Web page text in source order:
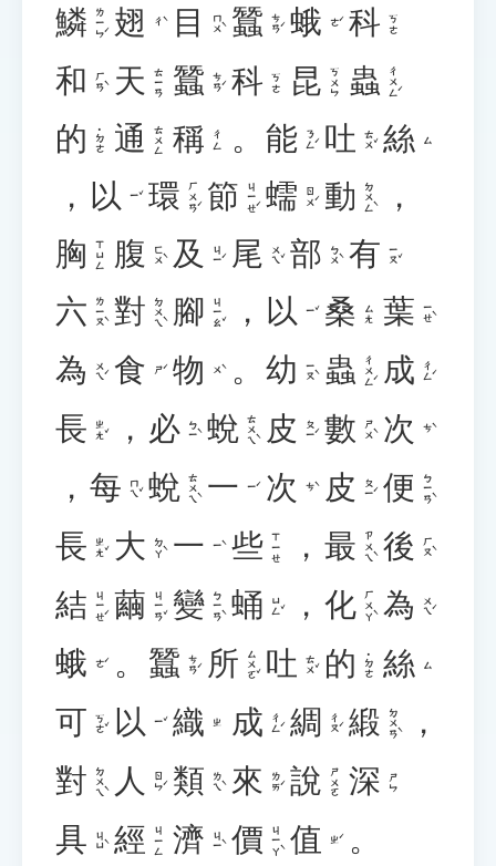
鱗 ㄌㄧㄣˊ 翅 ㄔˋ 目 ㄇㄨˋ 蠶 ㄘㄢˊ 蛾 ㄜˊ 科 ㄎㄜ
和 ㄏㄢˋ 天 ㄊㄧㄢ 蠶 ㄘㄢˊ 科 ㄎㄜ 昆 ㄎㄨㄣ 蟲 ㄔㄨㄥˊ
的 ˙ㄉㄜ 通 ㄊㄨㄥ 稱 ㄔㄥ 。 能 ㄋㄥˊ 吐 ㄊㄨˇ 絲 ㄙ
， 以 ㄧˇ 環 ㄏㄨㄢˊ 節 ㄐㄧㄝˊ 蠕 ㄖㄨˊ 動 ㄉㄨㄥˋ
，
胸 ㄒㄩㄥ 腹 ㄈㄨˋ 及 ㄐㄧˊ 尾 ㄨㄟˇ 部 ㄅㄨˋ 有 ㄧㄡˇ
六 ㄌㄧㄡˋ 對 ㄉㄨㄟˋ 腳 ㄐㄧㄠˇ ， 以 ㄧˇ 桑 ㄙㄤ 葉 ㄧㄝˋ
為 ㄨㄟˊ 食 ㄕˊ 物 ㄨˋ 。 幼 ㄧㄡˋ 蟲 ㄔㄨㄥˊ 成 ㄔㄥˊ
長 ㄓㄤˇ ， 必 ㄅㄧˋ 蛻 ㄊㄨㄟˋ 皮 ㄆㄧˊ 數 ㄕㄨˋ 次 ㄘˋ
， 每 ㄇㄟˇ 蛻 ㄊㄨㄟˋ 一 ㄧˊ 次 ㄘˋ 皮 ㄆㄧˊ 便 ㄅㄧㄢˋ
長 ㄓㄤˇ 大 ㄉㄚˋ 一 ㄧˋ 些 ㄒㄧㄝ ， 最 ㄗㄨㄟˋ 後 ㄏㄡˋ
結 ㄐㄧㄝˊ 繭 ㄐㄧㄢˇ 變 ㄅㄧㄢˋ 蛹 ㄩㄥˇ ， 化 ㄏㄨㄚˋ 為 ㄨㄟˊ
蛾 ㄜˊ 。 蠶 ㄘㄢˊ 所 ㄙㄨㄛˇ 吐 ㄊㄨˇ 的 ˙ㄉㄜ 絲 ㄙ
可 ㄎㄜˇ 以 ㄧˇ 織 ㄓ 成 ㄔㄥˊ 綢 ㄔㄡˊ 緞 ㄉㄨㄢˋ
，
對 ㄉㄨㄟˋ 人 ㄖㄣˊ 類 ㄌㄟˋ 來 ㄌㄞˊ 說 ㄕㄨㄛ 深 ㄕㄣ
具 ㄐㄩˋ 經 ㄐㄧㄥ 濟 ㄐㄧˋ 價 ㄐㄧㄚˋ 值 ㄓˊ 。